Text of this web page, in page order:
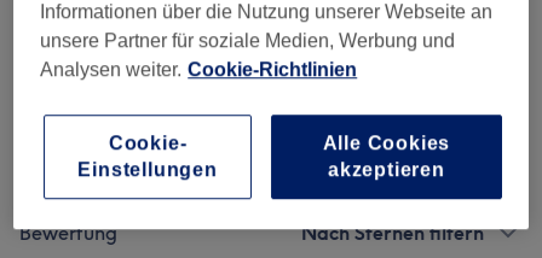
Behandlung Alle Bewertungen
Bewertung Nach Sternen filtern
Informationen über die Nutzung unserer Webseite an
unsere Partner für soziale Medien, Werbung und
Analysen weiter. Cookie-Richtlinien
Cookie-
Einstellungen
Alle Cookies
akzeptieren